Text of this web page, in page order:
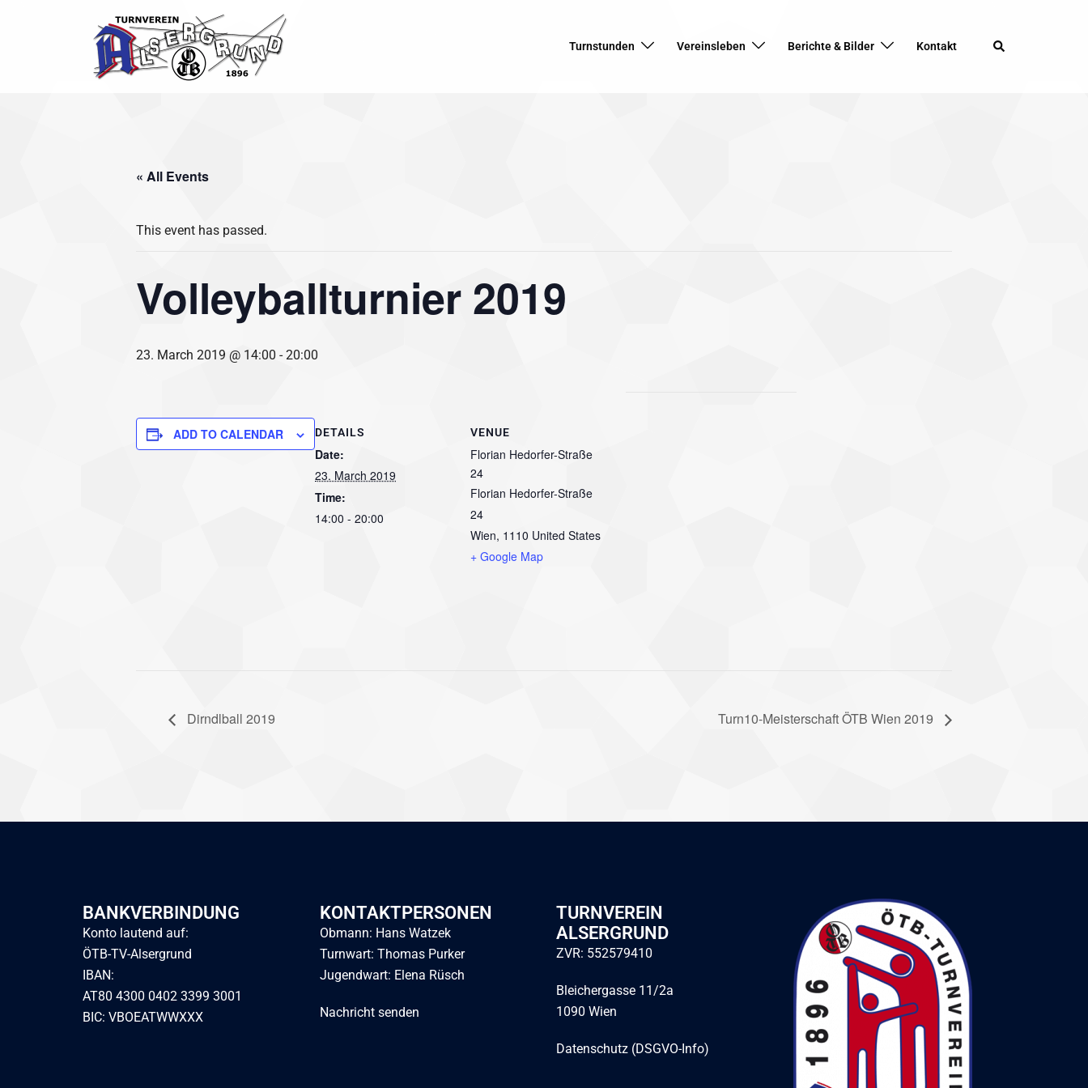
Turnstunden Vereinsleben Berichte & Bilder Kontakt Search
« All Events
This event has passed.
Volleyballturnier 2019
23. March 2019 @ 14:00 -20:00
ADD TO CALENDAR DETAILS
Date:
23. March 2019
Time:
14:00 - 20:00
VENUE
Florian Hedorfer-Straße
24
Florian Hedorfer-Straße
24
Wien, 1110 United States
+ Google Map
Dirndlball 2019 Turn10-Meisterschaft ÖTB Wien 2019
BANKVERBINDUNG
Konto lautend auf:
ÖTB-TV-Alsergrund
IBAN:
AT80 4300 0402 3399 3001
BIC: VBOEATWWXXX
KONTAKTPERSONEN
Obmann: Hans Watzek
Turnwart: Thomas Purker
Jugendwart: Elena Rüsch
Nachricht senden
TURNVEREIN
ALSERGRUND
ZVR: 552579410
Bleichergasse 11/2a
1090 Wien
Datenschutz (DSGVO-Info)